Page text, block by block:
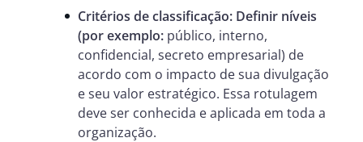
Critérios de classificação: Definir níveis
(por exemplo: público, interno,
confidencial, secreto empresarial) de
acordo com o impacto de sua divulgação
e seu valor estratégico. Essa rotulagem
deve ser conhecida e aplicada em toda a
organização.